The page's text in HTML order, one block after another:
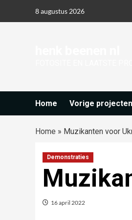
8 augustus 2026
Home Vorige projecten
Home » Muzikanten voor
Demonstraties
16 april 2022